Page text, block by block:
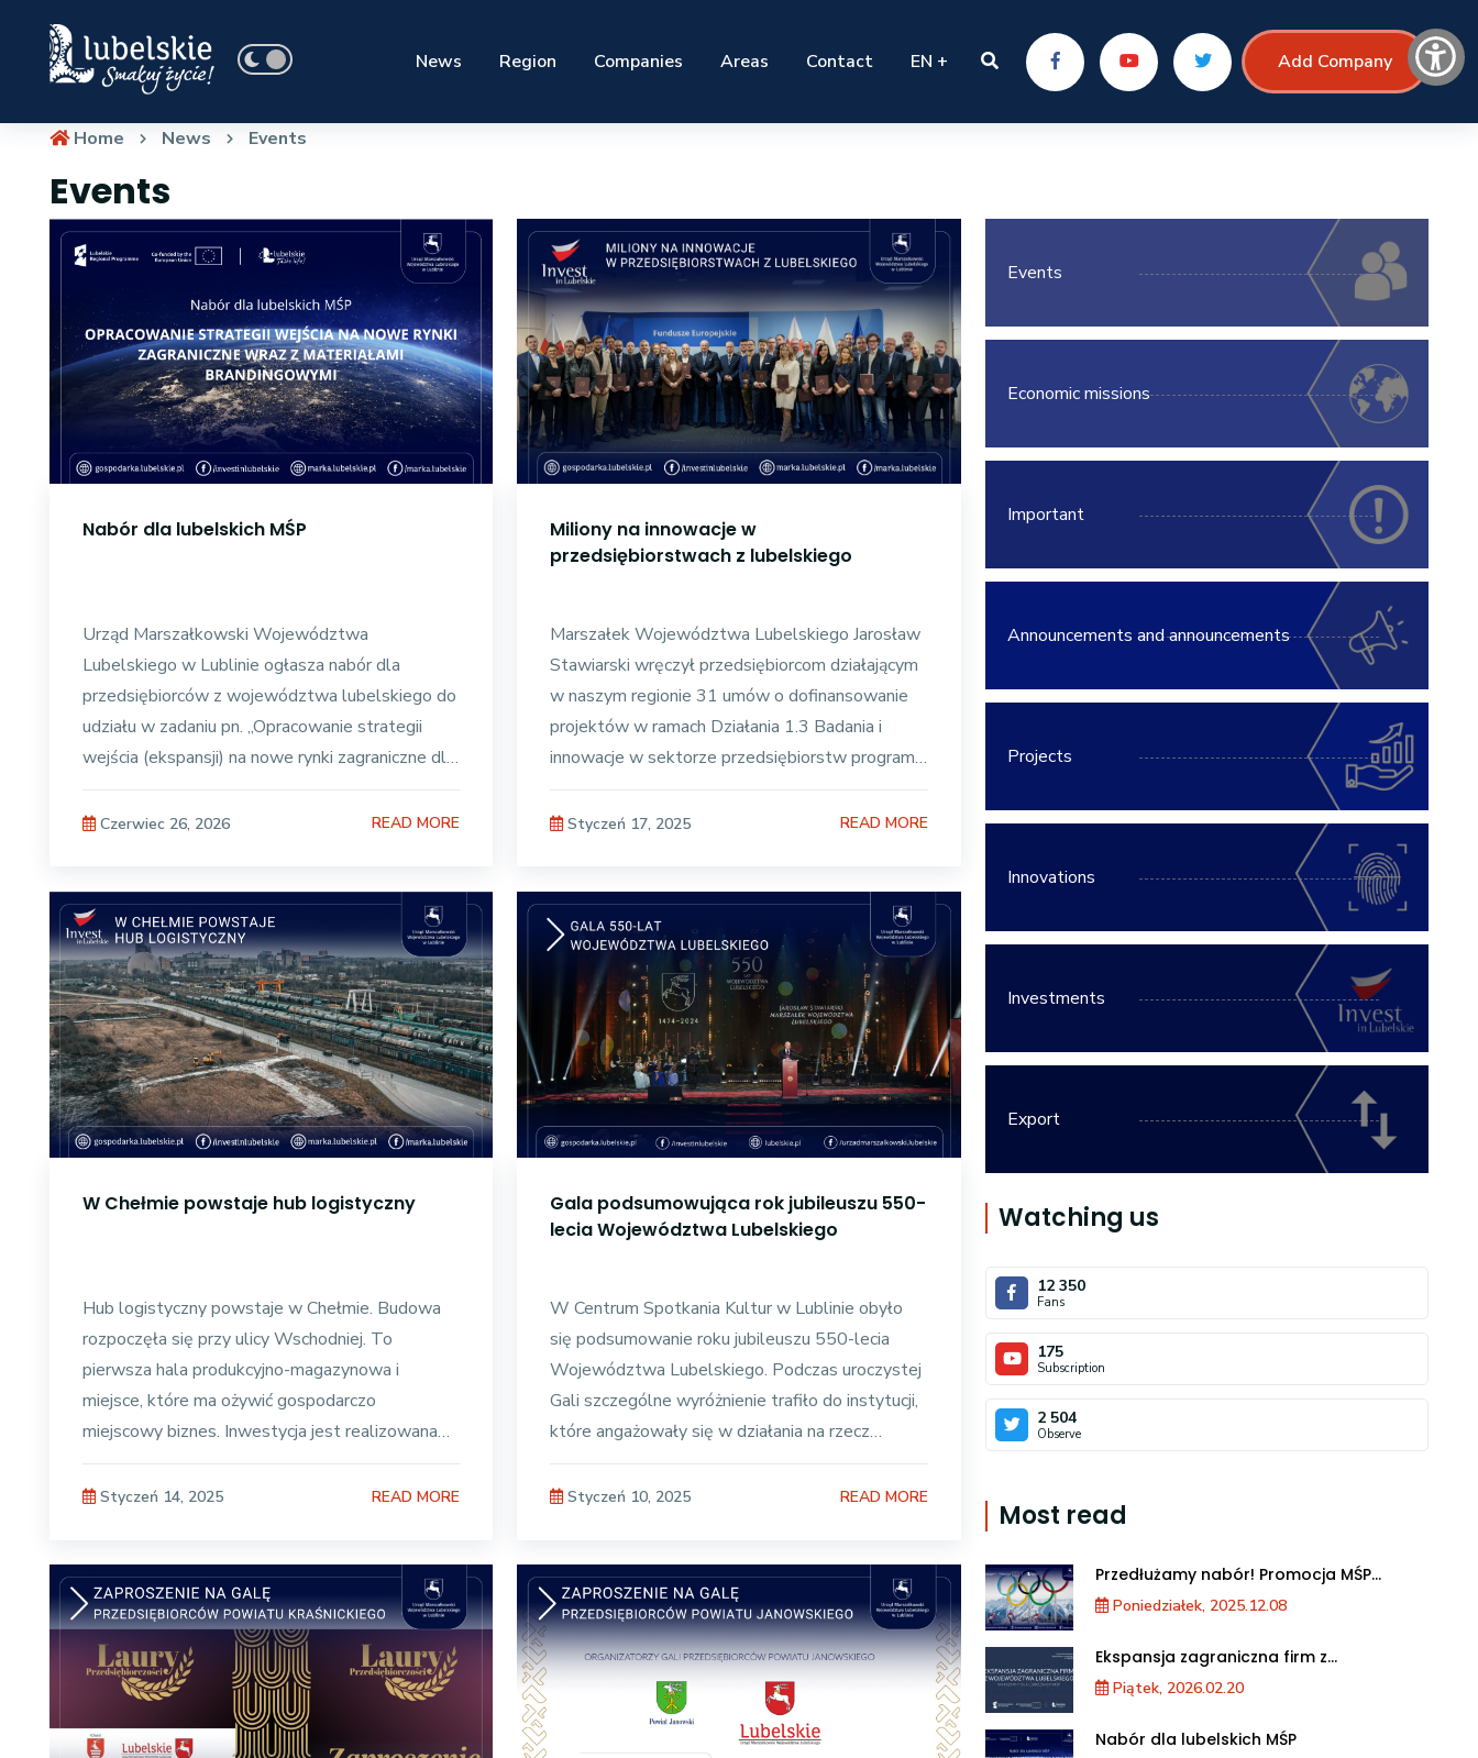
News Region Companies Areas Contact EN + Add Company
Home News Events
Events
Nabór dla lubelskich MŚP
Urząd Marszałkowski Województwa
Lubelskiego w Lublinie ogłasza nabór dla
przedsiębiorców z województwa lubelskiego do
udziału w zadaniu pn. „Opracowanie strategii
wejścia (ekspansji) na nowe rynki zagraniczne dla
mikro, małych i średnich
Czerwiec 26, 2026 READ MORE
Miliony na innowacje w
przedsiębiorstwach z lubelskiego
Marszałek Województwa Lubelskiego Jarosław
Stawiarski wręczył przedsiębiorcom działającym
w naszym regionie 31 umów o dofinansowanie
projektów w ramach Działania 1.3 Badania i
innowacje w sektorze przedsiębiorstw programu
Fundusze Europejskie
Styczeń 17, 2025 READ MORE
W Chełmie powstaje hub logistyczny
Hub logistyczny powstaje w Chełmie. Budowa
rozpoczęła się przy ulicy Wschodniej. To
pierwsza hala produkcyjno-magazynowa i
miejsce, które ma ożywić gospodarczo
miejscowy biznes. Inwestycja jest realizowana
przez Agencję Rozwoju Przemysłu S.A. -
Styczeń 14, 2025 READ MORE
Gala podsumowująca rok jubileuszu 550-
lecia Województwa Lubelskiego
W Centrum Spotkania Kultur w Lublinie obyło
się podsumowanie roku jubileuszu 550-lecia
Województwa Lubelskiego. Podczas uroczystej
Gali szczególne wyróżnienie trafiło do instytucji,
które angażowały się w działania na rzecz
rozwoju regionu
Styczeń 10, 2025 READ MORE
Events
Economic missions
Important
Announcements and announcements
Projects
Innovations
Investments
Export
Watching us
12 350
Fans
175
Subscription
2 504
Observe
Most read
Przedłużamy nabór! Promocja MŚP
podczas XXV Zimowych Igrzysk
Olimpijskich we Włoszech
Poniedziałek, 2025.12.08
Ekspansja zagraniczna firm z
województwa lubelskiego. Warsztaty dla
MŚPPiątek, 2026.02.20
Nabór dla lubelskich MŚP